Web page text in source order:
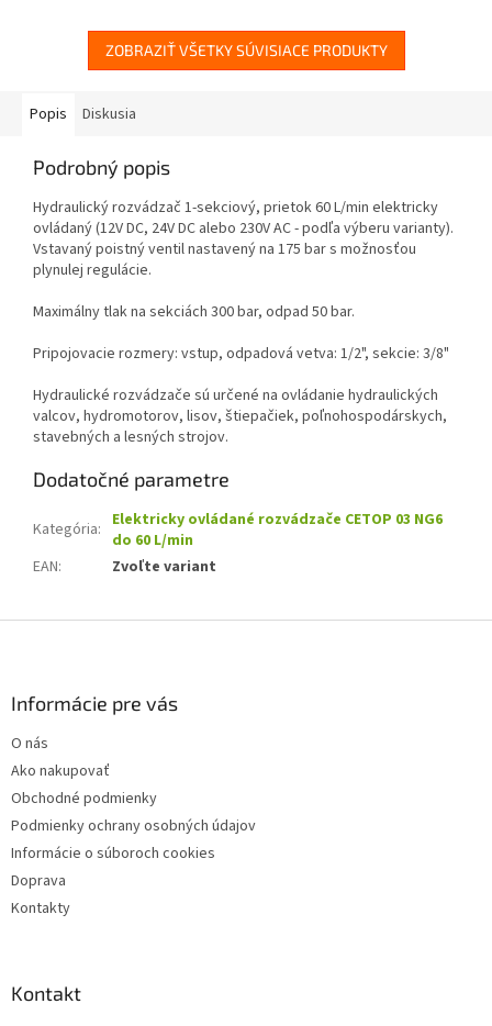
ZOBRAZIŤ VŠETKY SÚVISIACE PRODUKTY
Popis Diskusia
Podrobný popis
Hydraulický rozvádzač 1-sekciový, prietok 60 L/min elektricky
ovládaný(12V DC, 24V DC alebo 230V AC - podľa výberu varianty).
Vstavaný poistný ventil nastavený na 175 bar s možnosťou
plynulej regulácie.
Maximálny tlak na sekciách 300 bar, odpad 50 bar.
Pripojovacie rozmery: vstup, odpadová vetva: 1/2", sekcie: 3/8"
Hydraulické rozvádzače sú určené na ovládanie hydraulických
valcov, hydromotorov, lisov, štiepačiek, poľnohospodárskych,
stavebných a lesných strojov.
Dodatočné parametre
Kategória: Elektricky ovládané rozvádzače CETOP 03 NG6
do 60 L/min
EAN: Zvoľte variant
Informácie pre vás
O nás
Ako nakupovať
Obchodné podmienky
Podmienky ochrany osobných údajov
Informácie o súboroch cookies
Doprava
Kontakty
Kontakt